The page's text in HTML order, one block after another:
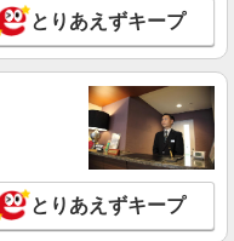
とりあえずキープ
とりあえずキープ